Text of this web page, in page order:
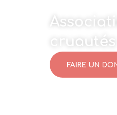
FAIRE UN